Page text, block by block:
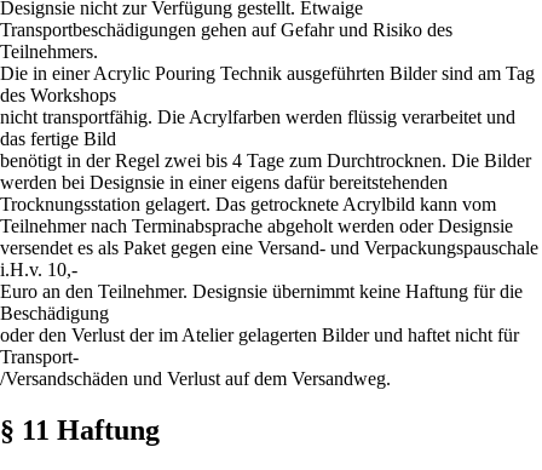
Designsie nicht zur Verfügung gestellt. Etwaige
Transportbeschädigungen gehen auf Gefahr und Risiko des
Teilnehmers.
Die in einer Acrylic Pouring Technik ausgeführten Bilder sind am Tag
des Workshops
nicht transportfähig. Die Acrylfarben werden flüssig verarbeitet und
das fertige Bild
benötigt in der Regel zwei bis 4 Tage zum Durchtrocknen. Die Bilder
werden bei Designsie in einer eigens dafür bereitstehenden
Trocknungsstation gelagert. Das getrocknete Acrylbild kann vom
Teilnehmer nach Terminabsprache abgeholt werden oder Designsie
versendet es als Paket gegen eine Versand- und Verpackungspauschale
i.H.v. 10,-
Euro an den Teilnehmer. Designsie übernimmt keine Haftung für die
Beschädigung
oder den Verlust der im Atelier gelagerten Bilder und haftet nicht für
Transport-
/Versandschäden und Verlust auf dem Versandweg.
§ 11 Haftung